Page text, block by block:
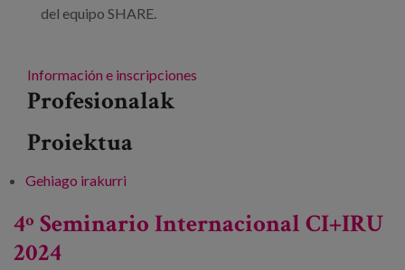
del equipo SHARE.
Información e inscripciones
Profesionalak
Proiektua
Gehiago irakurri
4º Seminario Internacional CI+IRU
2024